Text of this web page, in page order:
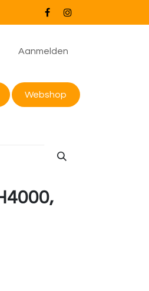
Aanmelden
Webshop